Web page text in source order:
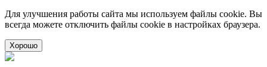
Для улучшения работы сайта мы используем файлы cookie. Вы
всегда можете отключить файлы cookie в настройках браузера.
Хорошо